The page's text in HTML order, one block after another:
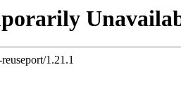
1.21.1